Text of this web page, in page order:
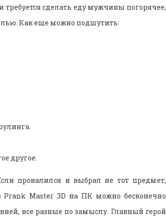
требуется сделать еду мужчины погорячее,
Как еще можно подшутить:
другое.
провалился и выбрал не тот предмет,
Prank Master 3D на ПК можно бесконечно
все разные по замыслу. Главный герой